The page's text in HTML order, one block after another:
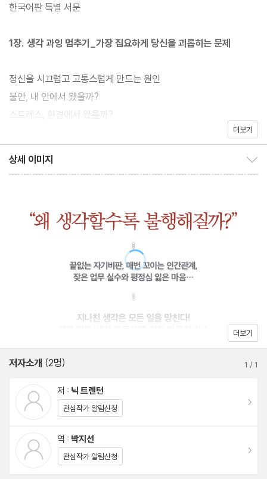
제적 유행병으로 규정하며, 그 심각성을 인식하고 당장 생각의 패턴
과거를 되새김질하며 끝없이 후회하는 사람, 아주 작은 일에도 거대
한 걱정으로 내닫는 사람, 밀려드는 업무에 압도돼 정작 미루기만 하
는 사람, 자기 말 한마디가 관계를 해칠까 두려워하는 사람…. 모두
‘생각 감옥’에 갇힌 사람들이다. 이곳에 갇힌 사람들은 불안감에 시
달리다 부정적 사고 패턴으로 현실을 잘못 인식하고 결국 지독한 자
답은 간단하다. 현대 사회의 디폴트값인 스트레스를 제대로 관리하
지 못했기 때문이다. 『생각 중독』은 여러 논문과 과학적 근거를 바탕
으로 현대인들이 왜 그토록 쉽게 생각 감옥에 빠지는지 밝히고, 최신
소개한다. 이 책에서 소개하는 구체적인 사례들은 어떤 생각이 우리
의 불안을 점진적으로 증폭시키는지 알게 해준다. 무엇보다 이 책은
우리가 가진 ‘생각에 대한 생각’을 바꿈으로써 잃어버렸던 삶에 대한
집중력을 회복시켜줄 것이다.
한국어판 특별 서문
1장. 생각 과잉 멈추기_가장 집요하게 당신을 괴롭히는 문제
정신을 시끄럽고 고통스럽게 만드는 원인
불안, 내 안에서 왔을까?
스트레스, 환경에서 왔을까?
폭풍우 속에 구명정 띄우기: 4A 스트레스 관리법
쉽게 터지는 감정에 회복력 더하기: 스트레스 일기
불안의 소용돌이에서 벗어나기: 5-4-3-2-1 그라운딩 기법
‘나’와 문제는 다른 존재다: 이야기 치료와 외면화
3장. 불안에서 벗어나기_내버려두면 당신을 집어삼킨다
스트레스에 시간을 낭비하지 않는 방법
잃어버린 시간 되찾기
시간 할당으로 생산력 올리기
4장. 마음의 기술_자기 마음을 다루는 훈련이 필요하다
의식적으로 감각에 몰두하기: 자율 이완 훈련
폭주하는 뇌 통제하기: 유도 심상과 시각화 기법
더보기
상세 이미지
더보기
저자소개 (2명) 1 /1
저 : 닉 트렌턴
관심작가 알림신청
역 : 박지선
관심작가 알림신청